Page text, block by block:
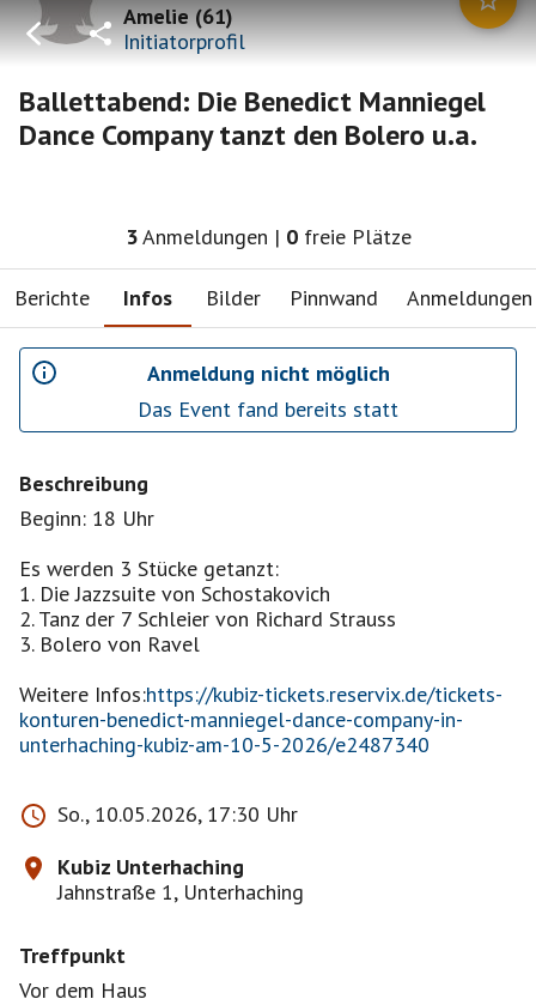
Amelie(61)
Initiatorprofil
Ballettabend: Die Benedict Manniegel
Dance Company tanzt den Bolero u.a.
3Anmeldungen | 0 freie Plätze
Berichte Infos Bilder Pinnwand Anmeldungen
Anmeldung nicht möglich
Das Event fand bereits statt
Beschreibung
Beginn: 18 Uhr
Es werden 3 Stücke getanzt:
1. Die Jazzsuite von Schostakovich
2. Tanz der 7 Schleier von Richard Strauss
3. Bolero von Ravel
Weitere Infos:https://kubiz-tickets.reservix.de/tickets-
konturen-benedict-manniegel-dance-company-in-
unterhaching-kubiz-am-10-5-2026/e2487340
So., 10.05.2026, 17:30 Uhr
Kubiz Unterhaching
Jahnstraße 1, Unterhaching
Treffpunkt
Vor dem Haus